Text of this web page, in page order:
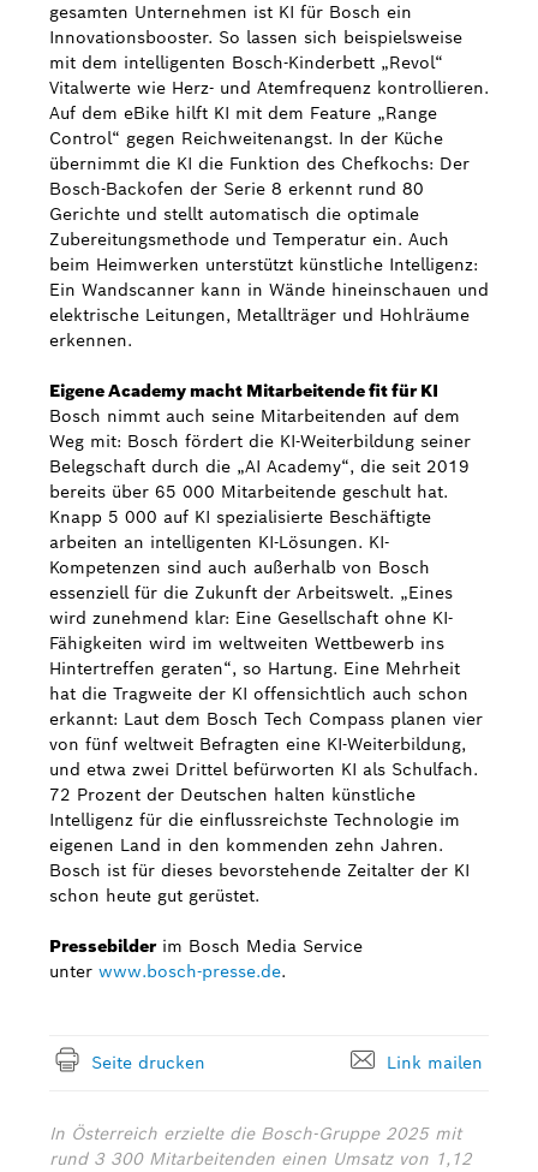
gesamten Unternehmen ist KI für Bosch ein
Innovationsbooster. So lassen sich beispielsweise
mit dem intelligenten Bosch-Kinderbett „Revol“
Vitalwerte wie Herz- und Atemfrequenz kontrollieren.
Auf dem eBike hilft KI mit dem Feature „Range
Control“ gegen Reichweitenangst. In der Küche
übernimmt die KI die Funktion des Chefkochs: Der
Bosch-Backofen der Serie 8 erkennt rund 80
Gerichte und stellt automatisch die optimale
Zubereitungsmethode und Temperatur ein. Auch
beim Heimwerken unterstützt künstliche Intelligenz:
Ein Wandscanner kann in Wände hineinschauen und
elektrische Leitungen, Metallträger und Hohlräume
erkennen.
Eigene Academy macht Mitarbeitende fit für KI
Bosch nimmt auch seine Mitarbeitenden auf dem
Weg mit: Bosch fördert die KI-Weiterbildung seiner
Belegschaft durch die „AI Academy“, die seit 2019
bereits über 65 000 Mitarbeitende geschult hat.
Knapp 5 000 auf KI spezialisierte Beschäftigte
arbeiten an intelligenten KI-Lösungen. KI-
Kompetenzen sind auch außerhalb von Bosch
essenziell für die Zukunft der Arbeitswelt. „Eines
wird zunehmend klar: Eine Gesellschaft ohne KI-
Fähigkeiten wird im weltweiten Wettbewerb ins
Hintertreffen geraten“, so Hartung. Eine Mehrheit
hat die Tragweite der KI offensichtlich auch schon
erkannt: Laut dem Bosch Tech Compass planen vier
von fünf weltweit Befragten eine KI-Weiterbildung,
und etwa zwei Drittel befürworten KI als Schulfach.
72 Prozent der Deutschen halten künstliche
Intelligenz für die einflussreichste Technologie im
eigenen Land in den kommenden zehn Jahren.
Bosch ist für dieses bevorstehende Zeitalter der KI
schon heute gut gerüstet.
Pressebilderim Bosch Media Service
unter www.bosch-presse.de.
Seite drucken Link mailen
In Österreich erzielte die Bosch-Gruppe 2025 mit
rund 3 300 Mitarbeitenden einen Umsatz von 1,12